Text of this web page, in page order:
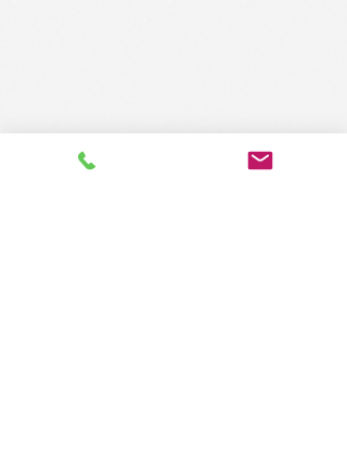
© 2018 by Krug Community Circle.